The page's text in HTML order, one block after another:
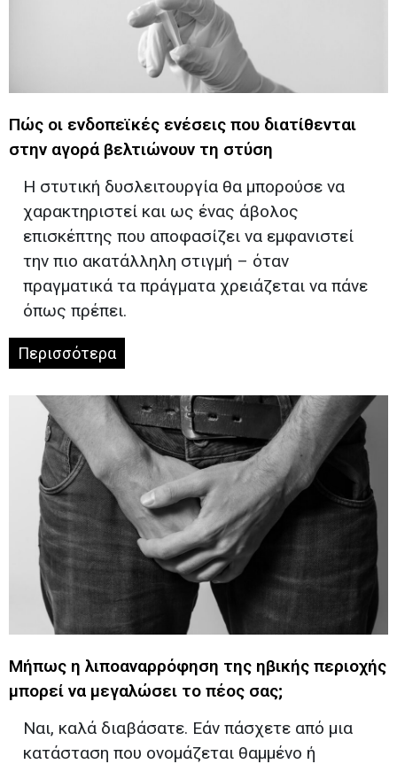
Πώς οι ενδοπεϊκές ενέσεις που διατίθενται
στην αγορά βελτιώνουν τη στύση
Η στυτική δυσλειτουργία θα μπορούσε να
χαρακτηριστεί και ως ένας άβολος
επισκέπτης που αποφασίζει να εμφανιστεί
την πιο ακατάλληλη στιγμή – όταν
πραγματικά τα πράγματα χρειάζεται να πάνε
όπως πρέπει.
Περισσότερα
Μήπως η λιποαναρρόφηση της ηβικής περιοχής
μπορεί να μεγαλώσει το πέος σας;
Ναι, καλά διαβάσατε. Εάν πάσχετε από μια
κατάσταση που ονομάζεται θαμμένο ή